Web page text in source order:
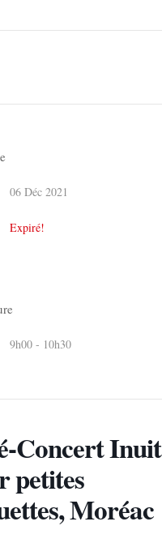
06 Déc 2021
Expiré!
9h00 - 10h30
Concert Inuit
petites
Moréac